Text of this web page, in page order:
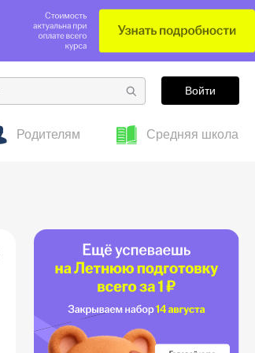
Войти
Родителям Средняя школа